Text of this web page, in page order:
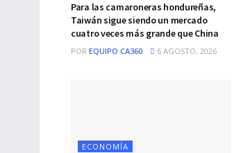
Para las camaroneras hondureñas,
Taiwán sigue siendo un mercado
cuatro veces más grande que China
POR EQUIPO CA360 6 AGOSTO, 2026
ECONOMÍA